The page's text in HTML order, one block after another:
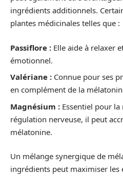
ingrédients additionnels.
plantes médicinales telles que :
Passiflore : Elle aide à relaxer
émotionnel.
Valériane : Connue pour ses
en complément de la
Magnésium : Essentiel pour
régulation nerveuse, il peut
mélatonine.
Un mélange synergique de
ingrédients peut maximiser les